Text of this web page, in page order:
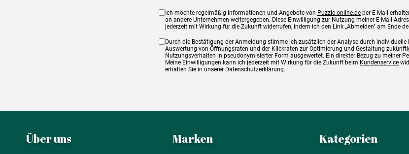
Ich möchte regelmäßig Informationen und Angebote von Puzzle-online.de per E-Mail
an andere Unternehmen weitergegeben. Diese Einwilligung zur Nutzung meiner E-Mail-
jederzeit mit Wirkung für die Zukunft widerrufen, indem ich den Link „Abmelden" am Ende
Durch die Bestätigung der Anmeldung stimme ich zusätzlich der Analyse durch individuelle
Auswertung von Öffnungsraten und der Klickraten zur Optimierung und Gestaltung
Nutzungsverhalten in pseudonymisierter Form ausgewertet. Ein direkter Bezug zu meiner
Meine Einwilligungen kann ich jederzeit mit Wirkung für die Zukunft beim Kundenservice
erhalten Sie in unserer Datenschutzerklärung.
Über uns Marken Kategorien